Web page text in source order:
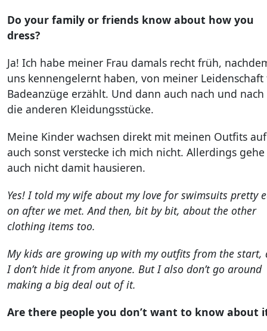
Do your family or friends know about how you
dress?
Ja! Ich habe meiner Frau damals recht früh,
uns kennengelernt haben, von meiner
Badeanzüge erzählt. Und dann auch nach und
die anderen Kleidungsstücke.
Meine Kinder wachsen direkt mit meinen Outfits
auch sonst verstecke ich mich nicht. Allerdings
auch nicht damit hausieren.
Yes! I told my wife about my love for swimsuits pretty
on after we met. And then, bit by bit, about the other
clothing items too.
My kids are growing up with my outfits from the start,
I don’t hide it from anyone. But I also don’t go around
making a big deal out of it.
Are there people you don’t want to know about